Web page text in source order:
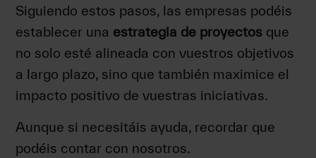
Siguiendo estos pasos, las empresas podéis
establecer una estrategia de proyectos que
no solo esté alineada con vuestros objetivos
a largo plazo, sino que también maximice el
impacto positivo de vuestras iniciativas.
Aunque si necesitáis ayuda, recordar que
podéis contar con nosotros.